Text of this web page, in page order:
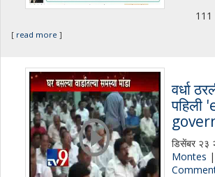
111
[ read more ]
वर्धा
पहिली
डिसेंबर २३
Montes |